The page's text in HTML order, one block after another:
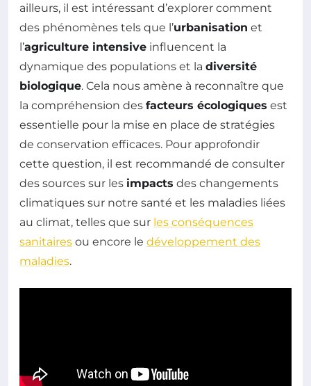
ailleurs, il est intéressant d’explorer comment
des phénomènes tels que l’urbanisation et
l’agriculture intensive influencent la
dynamique des populations et la diversité
biologique. Cela nous amène à reconnaître que
la compréhension des facteurs écologiques est
essentielle pour la mise en place de stratégies
de conservation efficaces. Pour approfondir
cette question, il est recommandé de consulter
des sources sur les impacts des changements
climatiques sur notre santé et les maladies liées
au climat, telles que sur les conséquences
sanitaires ou encore le développement des
maladies.